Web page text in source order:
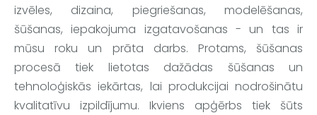
izvēles, dizaina, piegriešanas, modelēšanas,
šūšanas, iepakojuma izgatavošanas - un tas ir
mūsu roku un prāta darbs. Protams, šūšanas
procesā tiek lietotas dažādas šūšanas un
tehnoloģiskās iekārtas, lai produkcijai nodrošinātu
kvalitatīvu izpildījumu. Ikviens apģērbs tiek šūts